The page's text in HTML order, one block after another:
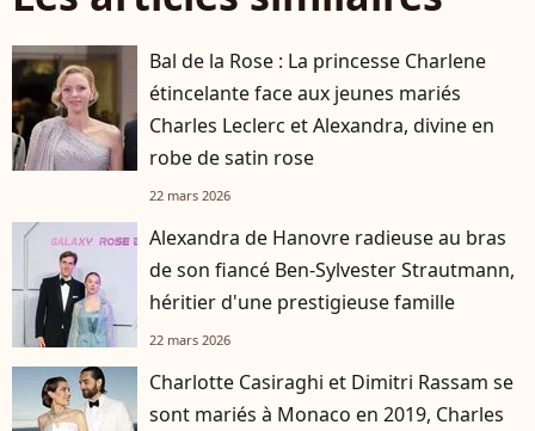
Bal de la Rose : La princesse Charlene
étincelante face aux jeunes mariés
Charles Leclerc et Alexandra, divine en
robe de satin rose
22 mars 2026
Alexandra de Hanovre radieuse au bras
de son fiancé Ben-Sylvester Strautmann,
héritier d'une prestigieuse famille
22 mars 2026
Charlotte Casiraghi et Dimitri Rassam se
sont mariés à Monaco en 2019, Charles